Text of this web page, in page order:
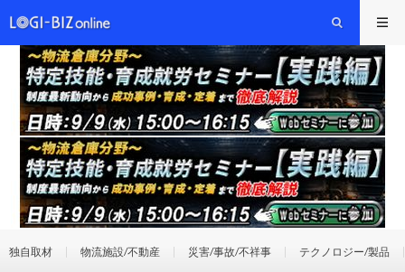
独自取材 物流施設/不動産 災害/事故/不祥事 テクノロジー/製品